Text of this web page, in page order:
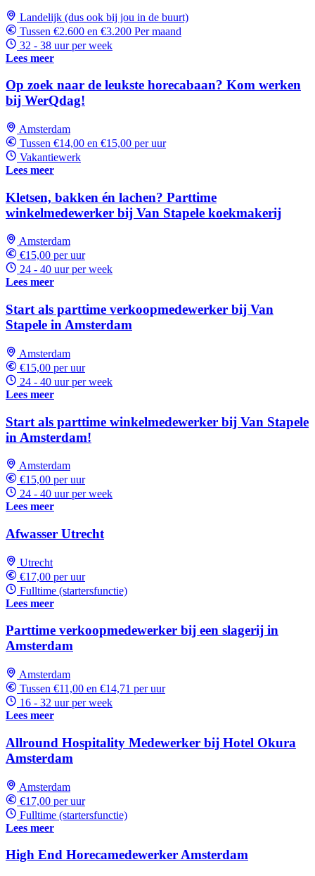
Landelijk (dus ook bij jou in de buurt)
Tussen €2.600 en €3.200 Per maand
32 - 38 uur per week
Lees meer
Op zoek naar de leukste horecabaan? Kom werken
bij WerQdag!
Amsterdam
Tussen €14,00 en €15,00 per uur
Vakantiewerk
Lees meer
Kletsen, bakken én lachen? Parttime
winkelmedewerker bij Van Stapele koekmakerij
Amsterdam
€15,00 per uur
24 - 40 uur per week
Lees meer
Start als parttime verkoopmedewerker bij Van
Stapele in Amsterdam
Amsterdam
€15,00 per uur
24 - 40 uur per week
Lees meer
Start als parttime winkelmedewerker bij Van Stapele
in Amsterdam!
Amsterdam
€15,00 per uur
24 - 40 uur per week
Lees meer
Afwasser Utrecht
Utrecht
€17,00 per uur
Fulltime (startersfunctie)
Lees meer
Parttime verkoopmedewerker bij een slagerij in
Amsterdam
Amsterdam
Tussen €11,00 en €14,71 per uur
16 - 32 uur per week
Lees meer
Allround Hospitality Medewerker bij Hotel Okura
Amsterdam
Amsterdam
€17,00 per uur
Fulltime (startersfunctie)
Lees meer
High End Horecamedewerker Amsterdam